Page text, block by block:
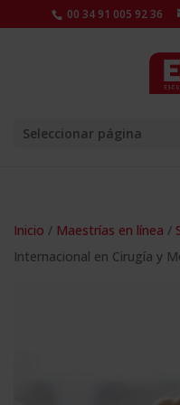
00 34 91 005 92 36
Seleccionar página
Inicio / Maestrías en línea /
Internacional en Cirugía y